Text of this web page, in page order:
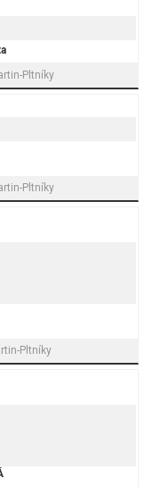
Pltníky
Pltníky
Pltníky